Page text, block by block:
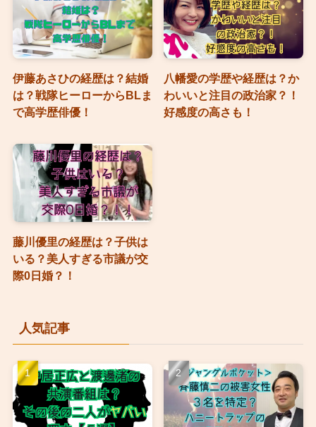
伊藤あさひの経歴は？結婚
は？戦隊ヒーローからBLま
で高学歴俳優！
八幡愛の学歴や経歴は？か
わいいと注目の政治家？！
好感度の高さも！
藤川優里の経歴は？子供は
いる？美人すぎる市議が交
際0日婚？！
人気記事